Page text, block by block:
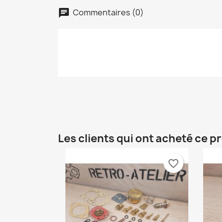
add_circle_outline
chat Commentaires (0)
Les clients qui ont acheté ce
favorite_border